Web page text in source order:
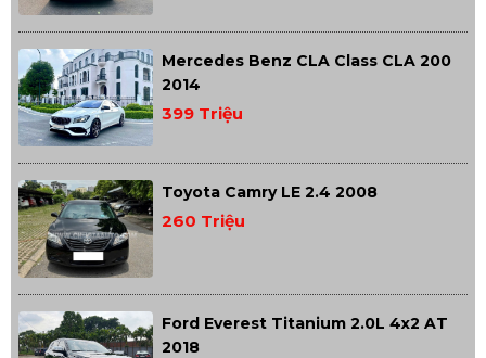
Mercedes Benz CLA Class CLA 200
2014
399 Triệu
Toyota Camry LE 2.4 2008
260 Triệu
Ford Everest Titanium 2.0L 4x2 AT
2018